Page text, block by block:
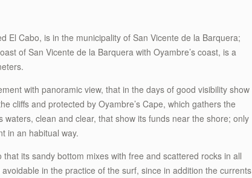
El Cabo, is in the municipality of San Vicente de la Barquera;
of San Vicente de la Barquera with Oyambre’s coast, is a
with panoramic view, that in the days of good visibility show
cliffs and protected by Oyambre’s Cape, which gathers the
clean and clear, that show its funds near the shore; only
in an habitual way.
its sandy bottom mixes with free and scattered rocks in all
in the practice of the surf, since in addition the currents